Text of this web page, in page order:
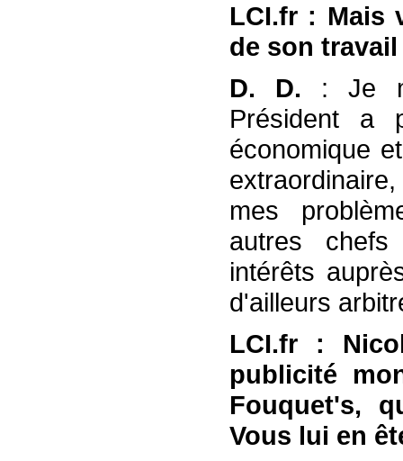
LCI.fr : Mais
de son
D. D. : Je
Président
économique
mes
autres
intérêts
d'ailleurs
LCI.fr :
publicité
Fouquet's,
Vous lui en